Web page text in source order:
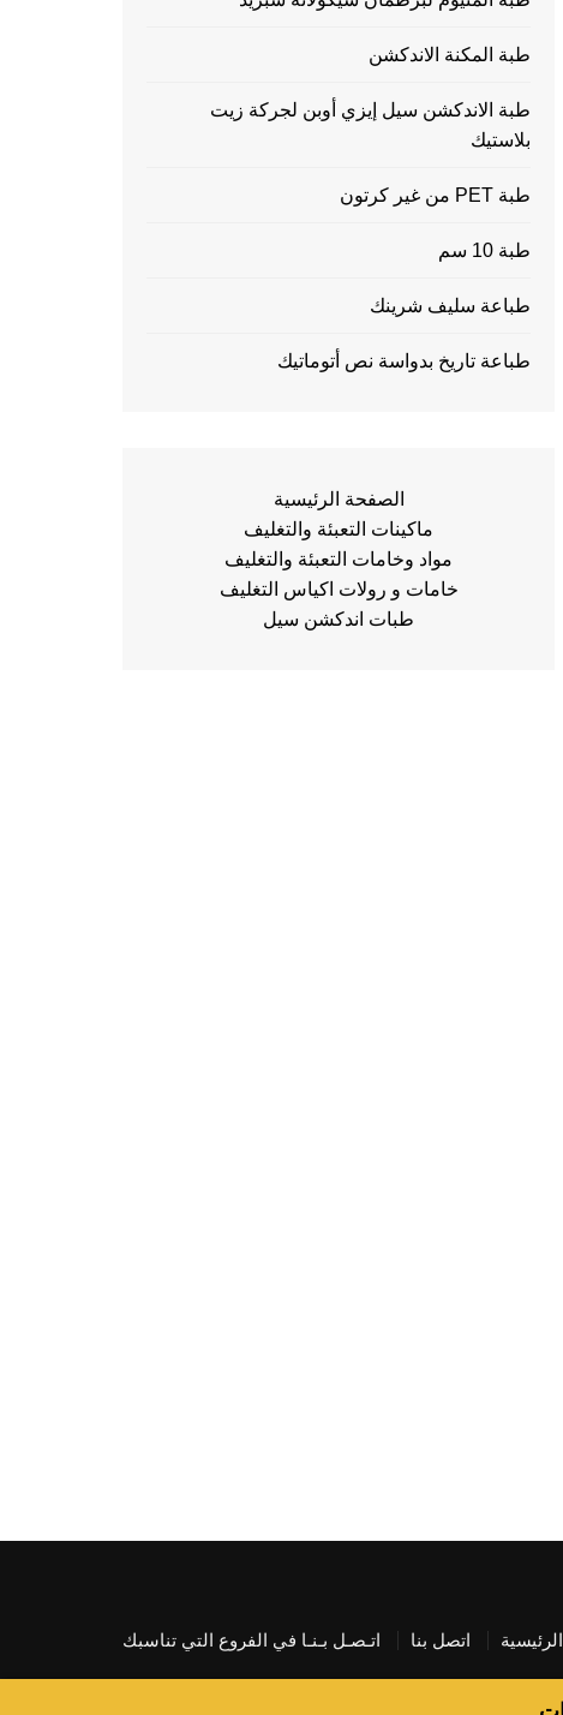
طبة المكنة الاندكشن
طبة الاندكشن سيل إيزي أوبن لجركة زيت
بلاستيك
طبة PET من غير كرتون
طبة 10 سم
طباعة سليف شرينك
طباعة تاريخ بدواسة نص أتوماتيك
الصفحة الرئيسية
ماكينات التعبئة والتغليف
مواد وخامات التعبئة والتغليف
خامات و رولات اكياس التغليف
طبات اندكشن سيل
الرئيسية اتصل بنا اتـصـل بـنـا في الفروع التي تناسبك